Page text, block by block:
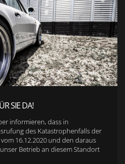
SIE DA!
informieren, dass in
des Katastrophenfalls der
16.12.2020 und den daraus
Betrieb an diesem Standort